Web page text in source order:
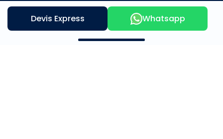
Devis Express Whatsapp
Contactez nous